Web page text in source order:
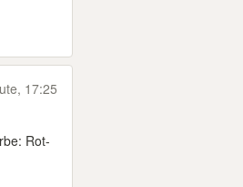
17:25
Rot-